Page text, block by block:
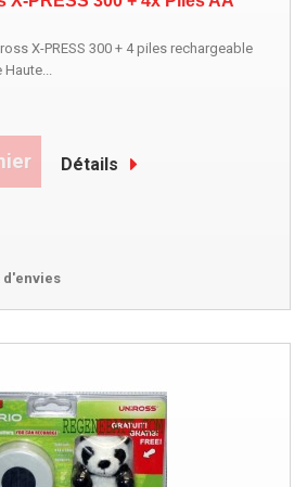
X-PRESS 300 + 4 piles rechargeable
Haute...
Détails
d'envies